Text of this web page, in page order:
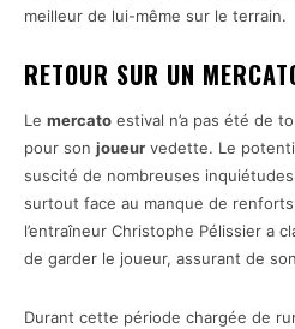
meilleur de lui-même sur le terrain.
RETOUR SUR UN
Le mercato estival n’a pas été de
pour son joueur vedette. Le
suscité de nombreuses
surtout face au manque de
l’entraîneur Christophe Pélissier a
de garder le joueur, assurant de
Durant cette période chargée de